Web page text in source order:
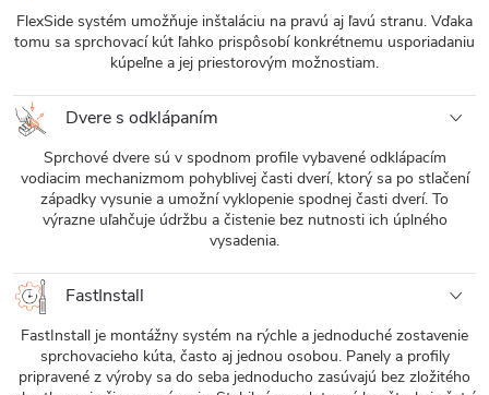
FlexSide systém umožňuje inštaláciu na pravú aj ľavú stranu. Vďaka
tomu sa sprchovací kút ľahko prispôsobí konkrétnemu usporiadaniu
kúpeľne a jej priestorovým možnostiam.
Dvere s odklápaním
Sprchové dvere sú v spodnom profile vybavené odklápacím
vodiacim mechanizmom pohyblivej časti dverí, ktorý sa po stlačení
západky vysunie a umožní vyklopenie spodnej časti dverí. To
výrazne uľahčuje údržbu a čistenie bez nutnosti ich úplného
vysadenia.
FastInstall
FastInstall je montážny systém na rýchle a jednoduché zostavenie
sprchovacieho kúta, často aj jednou osobou. Panely a profily
pripravené z výroby sa do seba jednoducho zasúvajú bez zložitého